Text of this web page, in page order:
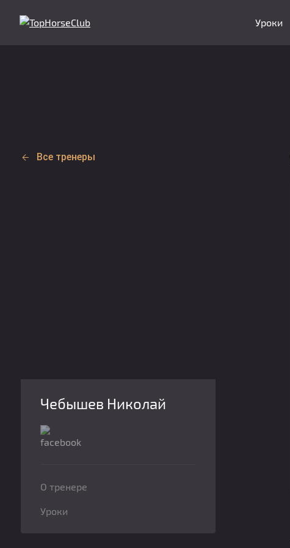
Уроки
Все тренеры
Чебышев Николай
О тренере
Уроки